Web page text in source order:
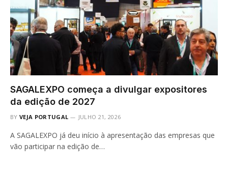
SAGALEXPO começa a divulgar expositores
da edição de 2027
BY VEJA PORTUGAL JULHO 21, 2026
A SAGALEXPO já deu início à apresentação das empresas que
vão participar na edição de…